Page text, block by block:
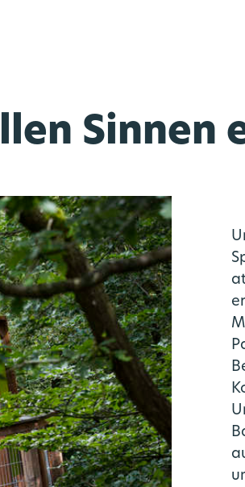
Sinnen
Fahrpläne
Meldungen
Tickets + Tarif
Multimobil
Mobilität
Über uns
/